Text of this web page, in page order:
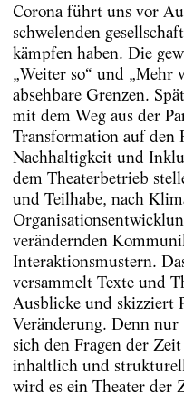
Corona führt uns vor
schwelenden
kämpfen haben. Die
„Weiter so“ und „Mehr
absehbare Grenzen.
mit dem Weg aus der
Transformation auf den
Nachhaltigkeit und
dem Theaterbetrieb
und Teilhabe, nach
verändernden
Interaktionsmustern.
versammelt Texte und
Ausblicke und skizziert
Veränderung. Denn nur
sich den Fragen der
inhaltlich und
wird es ein Theater der